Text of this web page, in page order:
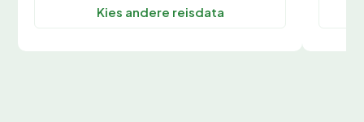
Kies andere reisdata